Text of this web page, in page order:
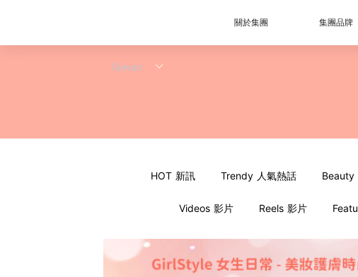
關於集團 集團品牌
HOT 新訊 Trendy 人氣熱話 Beauty
Videos 影片 Reels 影片